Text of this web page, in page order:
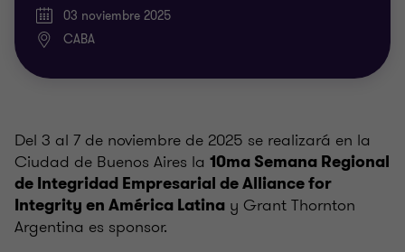
03 noviembre 2025
CABA
Del 3 al 7 de noviembre de 2025 se realizará en la
Ciudad de Buenos Aires la 10ma Semana Regional
de Integridad Empresarial de Alliance for
Integrity en América Latina y Grant Thornton
Argentina es sponsor.